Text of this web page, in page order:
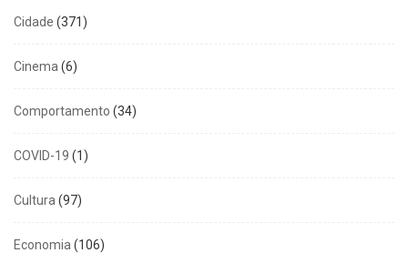
Cidade (371)
Cinema (6)
Comportamento (34)
COVID-19 (1)
Cultura (97)
Economia (106)